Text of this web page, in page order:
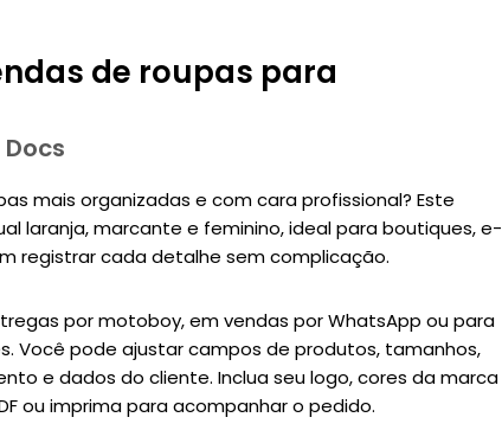
de roupas para
mais organizadas e com cara profissional? Este
laranja, marcante e feminino, ideal para boutiques, e-
registrar cada detalhe sem complicação.
por motoboy, em vendas por WhatsApp ou para
Você pode ajustar campos de produtos, tamanhos,
e dados do cliente. Inclua seu logo, cores da marca
ou imprima para acompanhar o pedido.